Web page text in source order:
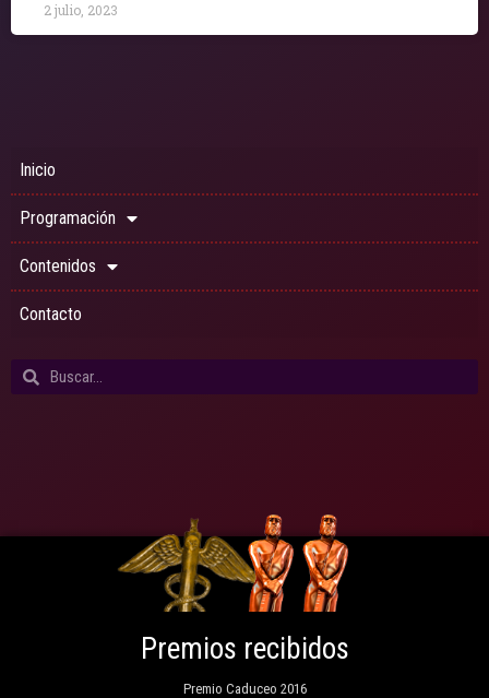
2 julio, 2023
Inicio
Programación
Contenidos
Contacto
Premios recibidos
Premio Caduceo 2016